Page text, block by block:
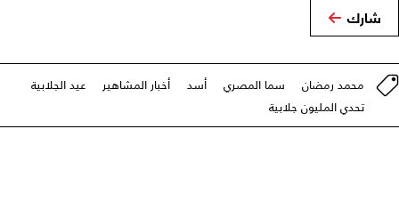
شارك
محمد رمضان سما المصري أسد أخبار المشاهير
عيد الجلابية
تحدي المليون جلابية